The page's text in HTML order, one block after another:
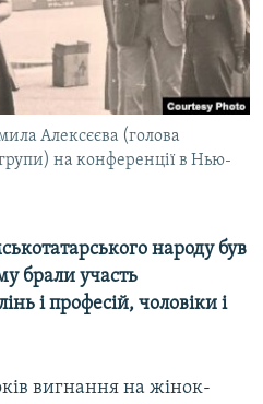
Алексєєва (голова
на конференції в Нью-
народу був
брали участь
і професій, чоловіки і
вигнання на жінок-